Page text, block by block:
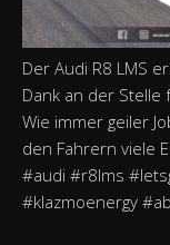
Der Audi R8 LMS
Dank an der Stelle
Wie immer geiler
den Fahrern viele
#audi #r8lms
#klazmoenergy